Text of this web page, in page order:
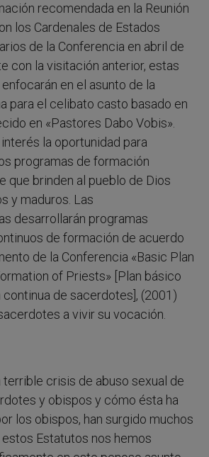
recomendada en la Reunión
los Cardenales de Estados
de la Conferencia en abril de
con la visitación anterior, estas
en el asunto de la
para el celibato casto basado en
en «Pastores Dabo Vobis».
la oportunidad para
programas de formación
que brinden al pueblo de Dios
y maduros. Las
desarrollarán programas
de formación de acuerdo
de la Conferencia «Basic Plan
of Priests» [Plan básico
de sacerdotes], (2001)
a vivir su vocación.
terrible crisis de abuso sexual de
y obispos y cómo ésta ha
los obispos, han surgido muchos
Estatutos nos hemos